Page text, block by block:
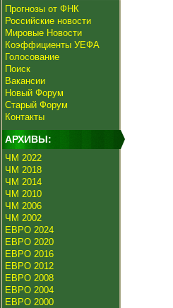
Прогнозы от ФНК
Российские новости
Мировые Новости
Коэффициенты УЕФА
Голосование
Поиск
Вакансии
Новый Форум
Старый Форум
Контакты
АРХИВЫ:
ЧМ 2022
ЧМ 2018
ЧМ 2014
ЧМ 2010
ЧМ 2006
ЧМ 2002
ЕВРО 2024
ЕВРО 2020
ЕВРО 2016
ЕВРО 2012
ЕВРО 2008
ЕВРО 2004
ЕВРО 2000